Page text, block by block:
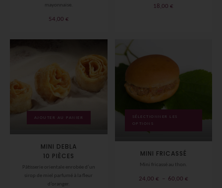
mayonnaise.
54,00 €
18,00€
AJOUTER AU PANIER
MINI DEBLA
10 PIÈCES
Pâtisserie orientale enrobée d’un
sirop de miel parfumé à la fleur
d’oranger.
SÉLECTIONNER LES
OPTIONS
MINI FRICASSÉ
Mini fricassé au thon.
24,00 € – 60,00 €Plage